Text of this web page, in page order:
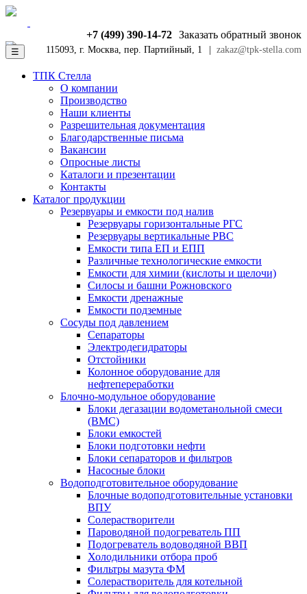
Заказать обратный звонок
+7 (499) 390-14-72
zakaz@tpk-stella.com
115093, г. Москва, пер. Партийный, 1
☰
ТПК Стелла
О компании
Производство
Наши клиенты
Разрешительная документация
Благодарственные письма
Вакансии
Опросные листы
Каталоги и презентации
Контакты
Каталог продукции
Резервуары и емкости под налив
Резервуары горизонтальные РГС
Резервуары вертикальные РВС
Емкости типа ЕП и ЕПП
Различные технологические емкости
Емкости для химии (кислоты и щелочи)
Силосы и башни Рожновского
Емкости дренажные
Емкости подземные
Сосуды под давлением
Сепараторы
Электродегидраторы
Отстойники
Колонное оборудование для
нефтепереработки
Блочно-модульное оборудование
Блоки дегазации водометанольной смеси
(BMC)
Блоки емкостей
Блоки подготовки нефти
Блоки сепараторов и фильтров
Насосные блоки
Водоподготовительное оборудование
Блочные водоподготовительные установки
ВПУ
Солерастворители
Пароводяной подогреватель ПП
Подогреватель водоводяной ВВП
Холодильники отбора проб
Фильтры мазута ФМ
Солерастворитель для котельной